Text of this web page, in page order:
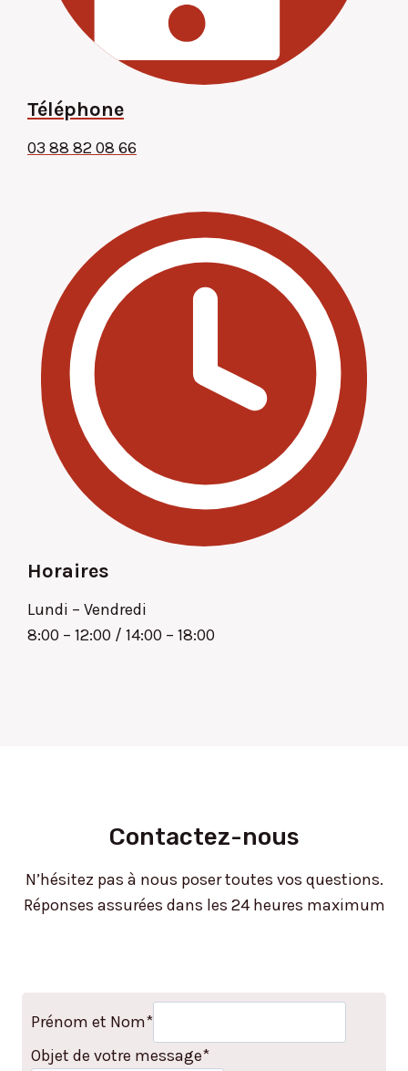
Téléphone
03 88 82 08 66
Horaires
Lundi – Vendredi
8:00 – 12:00 / 14:00 – 18:00
Contactez-nous
N’hésitez pas à nous poser toutes vos questions.
Réponses assurées dans les 24 heures maximum
Prénom et Nom*
Objet de votre message*